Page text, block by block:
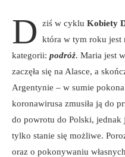
D ziś w cyklu Kobiety
która w tym roku jest
kategorii: podróż. Maria jest
zaczęła się na Alasce, a
Argentynie – w sumie
koronawirusa zmusiła ją do
do powrotu do Polski,
tylko stanie się możliwe.
oraz o pokonywaniu